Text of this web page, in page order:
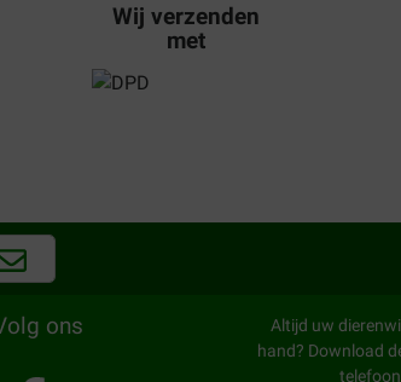
gretig van dit voer en het is makkelijk verpakt.
Wij verzenden
met
ons
Altijd uw
hand? Download